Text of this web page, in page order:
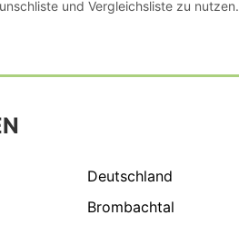
und Vergleichsliste zu nutzen.
Deutschland
Brombachtal